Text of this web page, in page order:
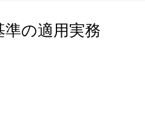
の適用実務